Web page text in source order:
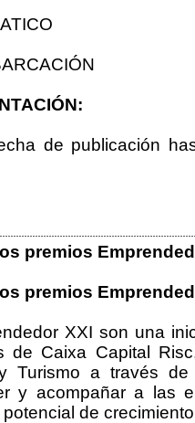
de publicación
premios
premios
XXI son una
de Caixa Capital
Turismo a través
y acompañar a las
de